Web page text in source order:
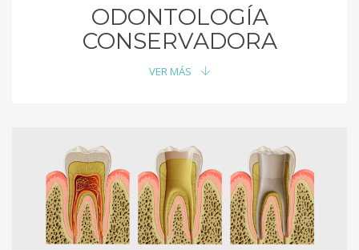
ODONTOLOGÍA
CONSERVADORA
VER MÁS